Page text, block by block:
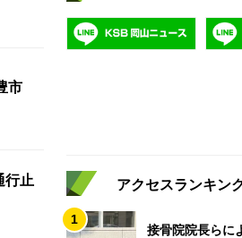
市
行止
アクセスランキン
1
接骨院院長らに